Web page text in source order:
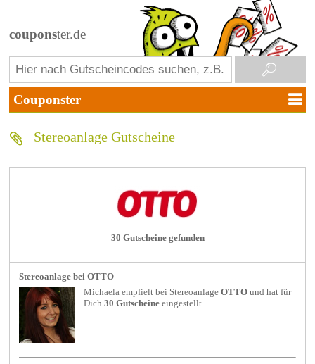
couponster.de
Stereoanlage Gutscheine
30 Gutscheine gefunden
Stereoanlage bei OTTO
Michaela empfielt bei Stereoanlage OTTO und hat für
Dich30 Gutscheine eingestellt.